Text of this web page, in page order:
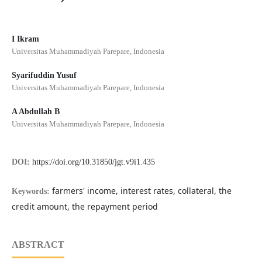
I Ikram
Universitas Muhammadiyah Parepare, Indonesia
Syarifuddin Yusuf
Universitas Muhammadiyah Parepare, Indonesia
A Abdullah B
Universitas Muhammadiyah Parepare, Indonesia
DOI: https://doi.org/10.31850/jgt.v9i1.435
Keywords: farmers' income, interest rates, collateral, the
credit amount, the repayment period
ABSTRACT